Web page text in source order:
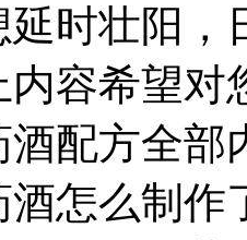
时壮阳，
内容希望
酒配方全
酒怎么制